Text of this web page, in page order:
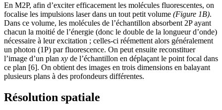
En M2P, afin d’exciter efficacement les molécules fluorescentes, on
focalise les impulsions laser dans un tout petit volume (Figure 1B).
Dans ce volume, les molécules de l’échantillon absorbent 2P ayant
chacun la moitié de l’énergie (donc le double de la longueur d’onde)
nécessaire à leur excitation ; celles-ci réémettent alors généralement
un photon (1P) par fluorescence. On peut ensuite reconstituer
l’image d’un plan xy de l’échantillon en déplaçant le point focal dans
ce plan [6]. On obtient des images en trois dimensions en balayant
plusieurs plans à des profondeurs différentes.
Résolution spatiale